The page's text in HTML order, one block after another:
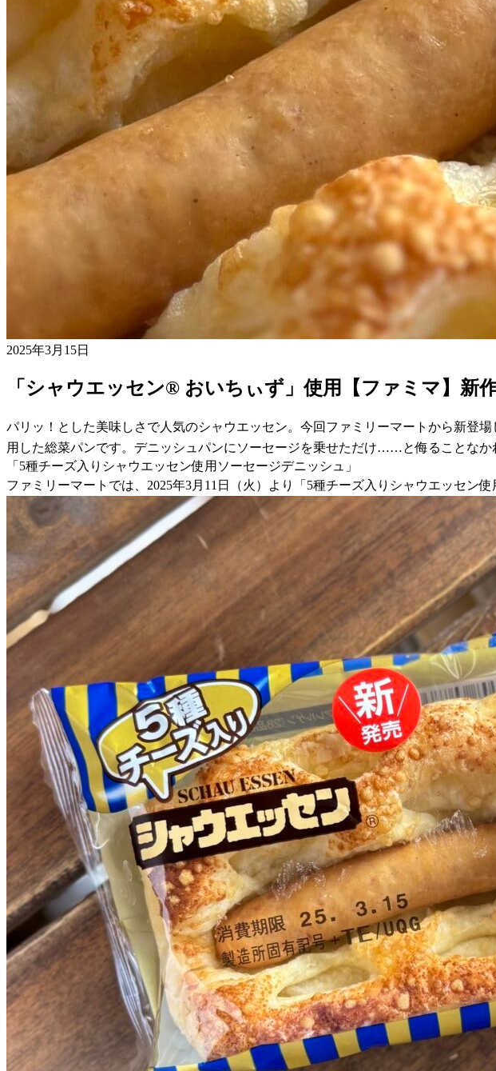
2025年3月15日
「シャウエッセン® おいちぃず」使用【ファミマ】新
パリッ！とした美味しさで人気のシャウエッセン。今回ファミリーマートから新登
用した総菜パンです。デニッシュパンにソーセージを乗せただけ……と侮ることな
「5種チーズ入りシャウエッセン使用ソーセージデニッシュ」
ファミリーマートでは、2025年3月11日（火）より「5種チーズ入りシャウエッセン